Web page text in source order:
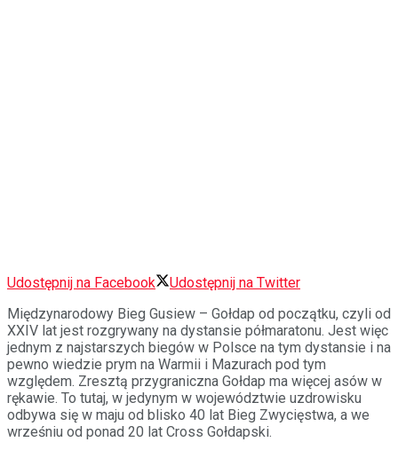
Udostępnij na Facebook
Udostępnij na Twitter
Międzynarodowy Bieg Gusiew – Gołdap od początku, czyli od
XXIV lat jest rozgrywany na dystansie półmaratonu. Jest więc
jednym z najstarszych biegów w Polsce na tym dystansie i na
pewno wiedzie prym na Warmii i Mazurach pod tym
względem. Zresztą przygraniczna Gołdap ma więcej asów w
rękawie. To tutaj, w jedynym w województwie uzdrowisku
odbywa się w maju od blisko 40 lat Bieg Zwycięstwa, a we
wrześniu od ponad 20 lat Cross Gołdapski.